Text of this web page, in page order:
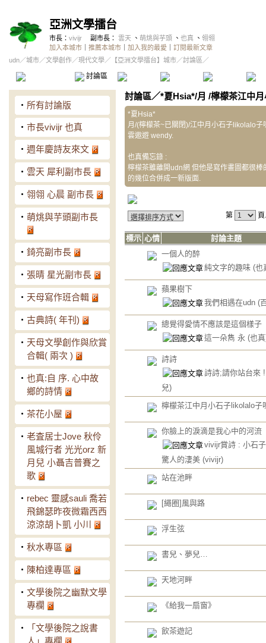
亞洲文學擂台
市長： vivijr 副市長： 雲天 、 萌烑與芋頭 、 也真 、 翎翎
加入本城市
推薦本城市 加入我的最愛
訂閱最新文章
udn／城市／文學創作／現代文學／ 【亞洲文學擂台】城市／討論區／
討論區 精華區 投票區 影像館
‧ 所有討論版
‧ 市長vivijr 也真
‧ 週年慶詩友來文
‧ 雲天 犀利副市長
‧ 翎翎 心晨 副市長
‧ 萌烑與芋頭副市長
‧ 錡亮副市長
‧ 張晴 星光副市長
‧ 天母寫作班合輯
‧ 古典詩( 年刊)
‧ 天母文學創作與欣賞
合輯( 兩次 )
‧ 也真:自 序. 心中故
鄉的詩情
‧ 茶花小屋
‧ 老査居士Jove 秋伶
風城行者 光光orz 新
月兒 小聶吉普賽之
歌
‧ rebec 靈感sauli 喬若
飛錦瑟昨夜微霜西西
涼涼胡卜凱 小川
‧ 秋水專區
‧ 陳柏達專區
‧ 文學後院之幽默文學
專欄
‧
「文學後院之說書
人」專欄
討論區／*夏Hsia*/月 /檸檬茶江中
*夏Hsia*
月/(檸檬茶~已關閉)/江中月小石子likolalo子
雲遨遊 wendy.
也真備忘錄 :
檸檬茶雖離開udn網 但他是寫作畫圖都很
的幾位合併成一新版面.
第
標示 心情
討論主題
一個人的醉
純文字的趣味 (也
蘋果樹下
我們相遇在udn (
總覺得愛情不應該是這個樣子
這一朵雋 永 (也
詩詩
詩詩;請你站台來
兒)
檸檬茶江中月小石子likolalo子
你臉上的淚滴是我心中的河流
vivijr賞詩 : 小石
驚人的淒美 (vivijr)
站在池畔
[繩圈]風與路
浮生弦
書兒、夢兒…
天地河畔
《給我一扇窗》
飲茶遊記